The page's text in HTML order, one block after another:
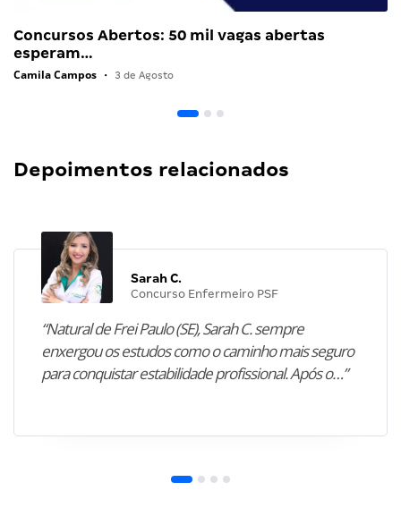
Concursos Abertos: 50 mil vagas abertas
esperam…
Camila Campos • 3 de Agosto
Depoimentos relacionados
Sarah C.
Concurso Enfermeiro PSF
“Natural de Frei Paulo (SE), Sarah C. sempre
enxergou os estudos como o caminho mais seguro
para conquistar estabilidade profissional. Após o…”